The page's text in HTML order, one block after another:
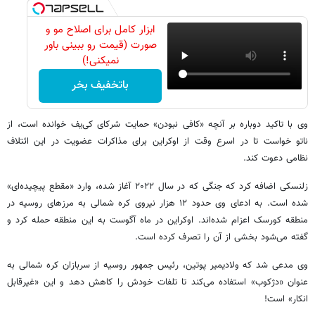
ابزار کامل برای اصلاح مو و
صورت (قیمت رو ببینی باور
نمیکنی!)
باتخفیف بخر
وی با تاکید دوباره بر آنچه «کافی نبودن» حمایت شرکای کی‌یف خوانده است، از
ناتو خواست تا در اسرع وقت از اوکراین برای مذاکرات عضویت در این ائتلاف
نظامی دعوت کند.
زلنسکی اضافه کرد که جنگی که در سال ۲۰۲۲ آغاز شده، وارد «مقطع پیچیده‌ای»
شده است. به ادعای وی حدود ۱۲ هزار نیروی کره شمالی به مرزهای روسیه در
منطقه کورسک اعزام شده‌اند. اوکراین در ماه آگوست به این منطقه حمله کرد و
گفته می‌شود بخشی از آن را تصرف کرده است.
وی مدعی شد که ولادیمیر پوتین، رئیس جمهور روسیه از سربازان کره شمالی به
عنوان «دژکوب» استفاده می‌کند تا تلفات خودش را کاهش دهد و این «غیرقابل
انکار» است!